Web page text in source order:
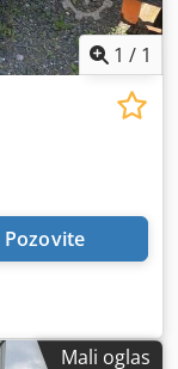
1 / 1
Pozovite
Mali oglas